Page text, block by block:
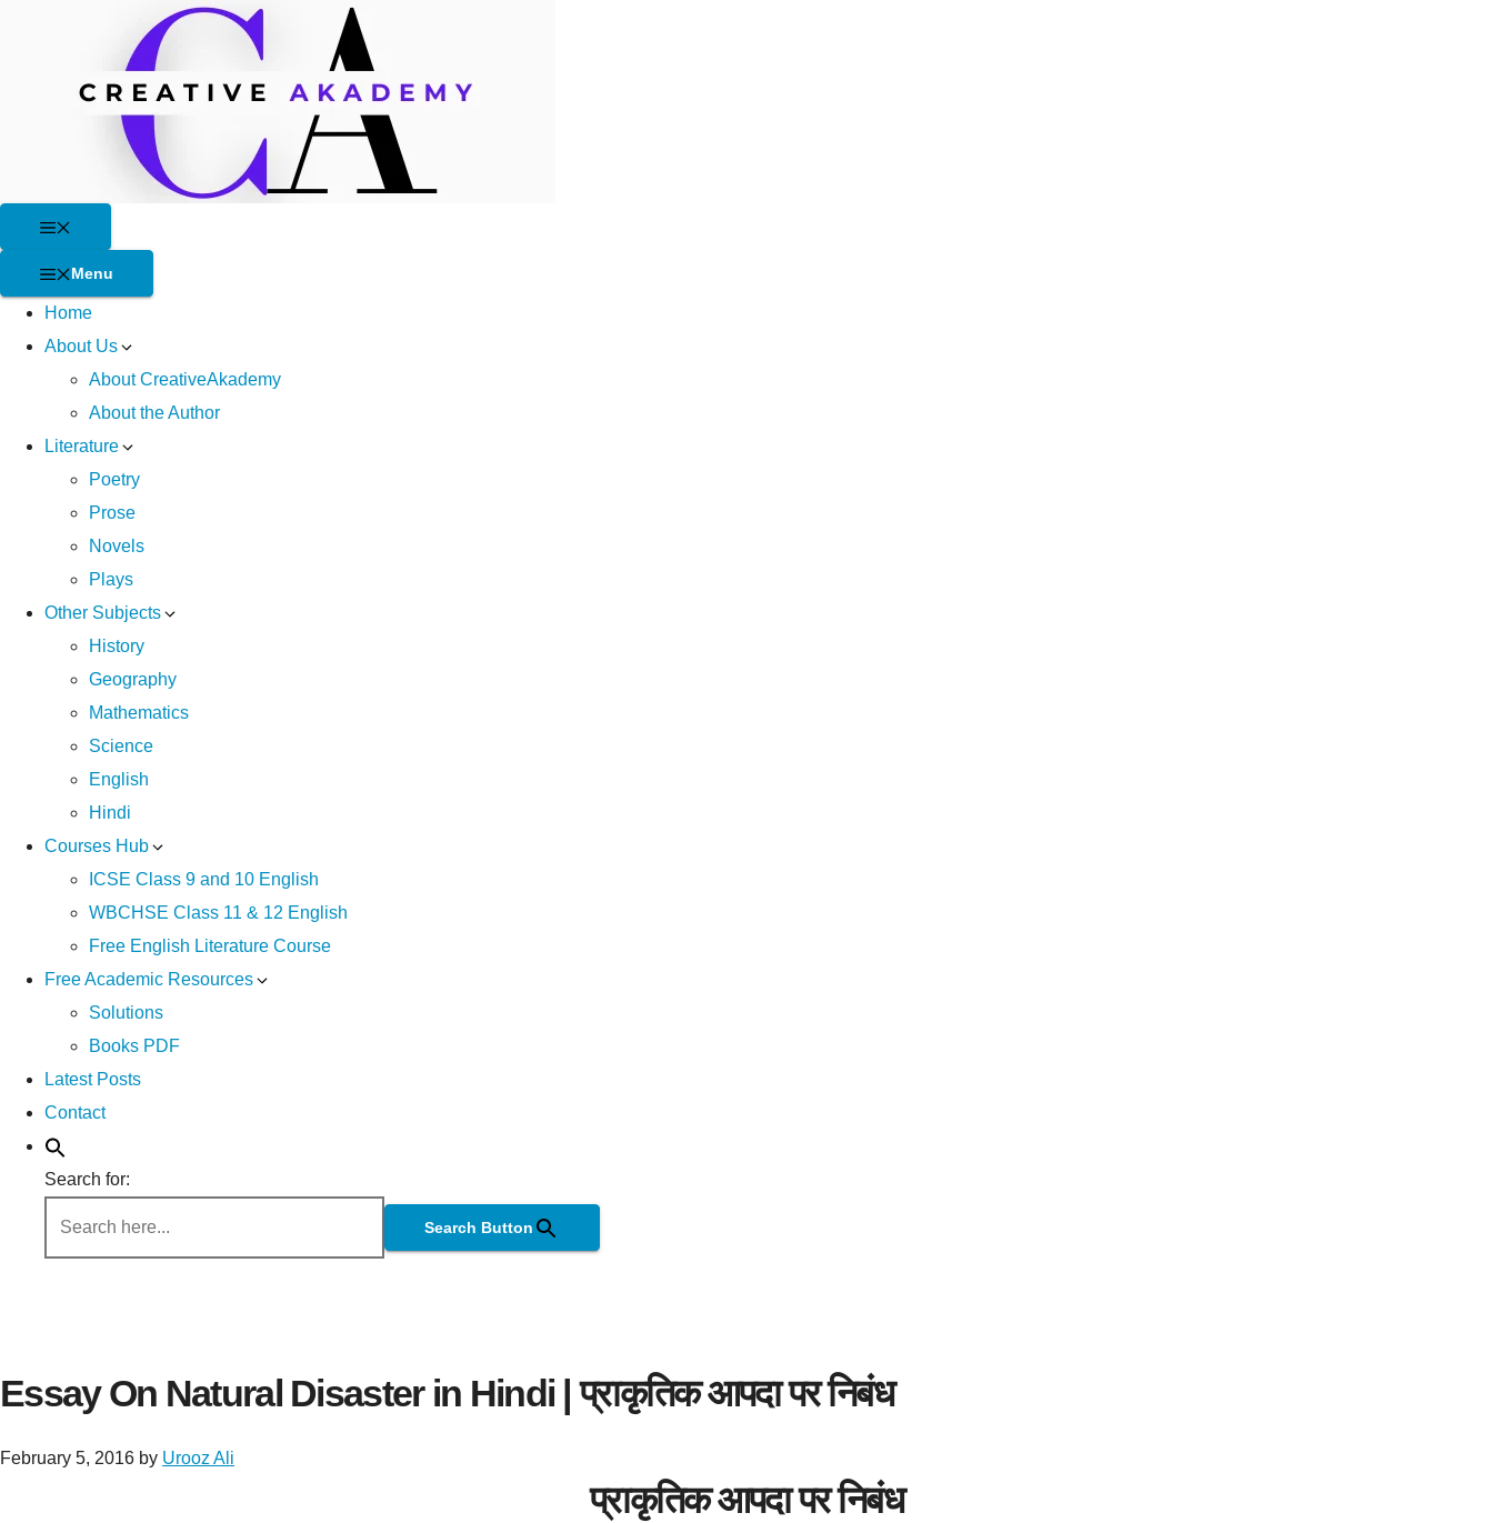
Menu
Home
About Us
About CreativeAkademy
About the Author
Literature
Poetry
Prose
Novels
Plays
Other Subjects
History
Geography
Mathematics
Science
English
Hindi
Courses Hub
ICSE Class 9 and 10 English
WBCHSE Class 11 & 12 English
Free English Literature Course
Free Academic Resources
Solutions
Books PDF
Latest Posts
Contact
Search for:
Search Button
Essay On Natural Disaster in Hindi | प्राकृतिक आपदा पर निबंध
February 5, 2016 by Urooz Ali
प्राकृतिक आपदा पर निबंध